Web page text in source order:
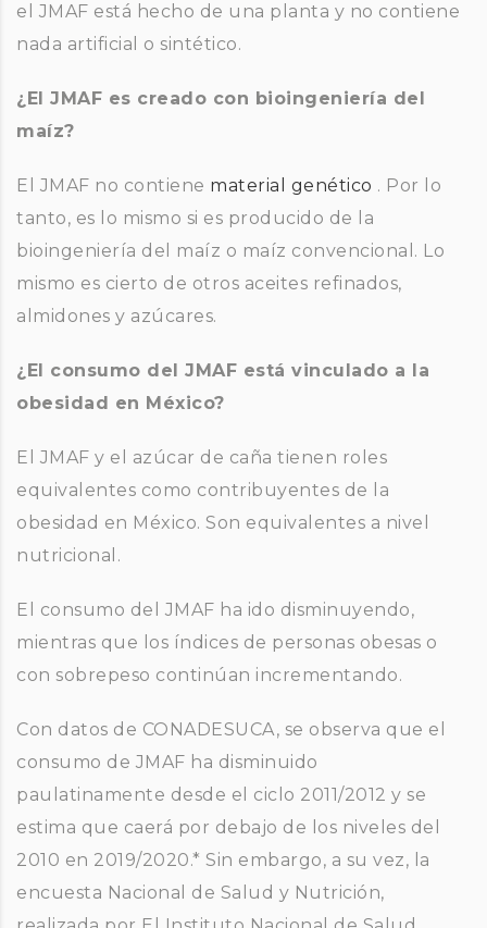
el JMAF está hecho de una planta y no contiene
nada artificial o sintético.
¿El JMAF es creado con bioingeniería del
maíz?
El JMAF no contiene material genético . Por lo
tanto, es lo mismo si es producido de la
bioingeniería del maíz o maíz convencional. Lo
mismo es cierto de otros aceites refinados,
almidones y azúcares.
¿El consumo del JMAF está vinculado a la
obesidad en México?
El JMAF y el azúcar de caña tienen roles
equivalentes como contribuyentes de la
obesidad en México. Son equivalentes a nivel
nutricional.
El consumo del JMAF ha ido disminuyendo,
mientras que los índices de personas obesas o
con sobrepeso continúan incrementando.
Con datos de CONADESUCA, se observa que el
consumo de JMAF ha disminuido
paulatinamente desde el ciclo 2011/2012 y se
estima que caerá por debajo de los niveles del
2010 en 2019/2020.* Sin embargo, a su vez, la
encuesta Nacional de Salud y Nutrición,